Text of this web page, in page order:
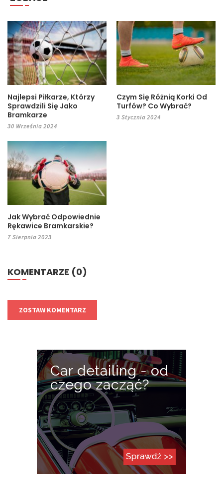
Najlepsi Piłkarze, Którzy
Sprawdzili Się Jako
Bramkarze
30 Września 2024
Czym Się Różnią Korki Od
Turfów? Co Wybrać?
3 Stycznia 2024
Jak Wybrać Odpowiednie
Rękawice Bramkarskie?
7 Sierpnia 2023
KOMENTARZE (0)
ZOSTAW KOMENTARZ